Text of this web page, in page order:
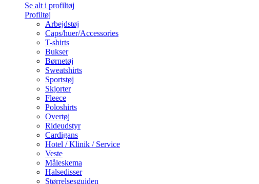
Se alt i profiltøj
Profiltøj
Arbejdstøj
Caps/huer/Accessories
T-shirts
Bukser
Børnetøj
Sweatshirts
Sportstøj
Skjorter
Fleece
Poloshirts
Overtøj
Rideudstyr
Cardigans
Hotel / Klinik / Service
Veste
Måleskema
Halsedisser
Størrelsesguiden